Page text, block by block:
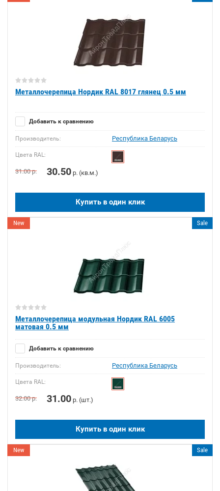
Металлочерепица Нордик RAL 8017 глянец 0.5 мм
Добавить к сравнению
Производитель: Республика Беларусь
Цвета RAL:
31.00р. 30.50 р. (кв.м.)
Купить в один клик
New Sale
Металлочерепица модульная Нордик RAL 6005
матовая 0.5 мм
Добавить к сравнению
Производитель: Республика Беларусь
Цвета RAL:
32.00р. 31.00 р. (шт.)
Купить в один клик
New Sale